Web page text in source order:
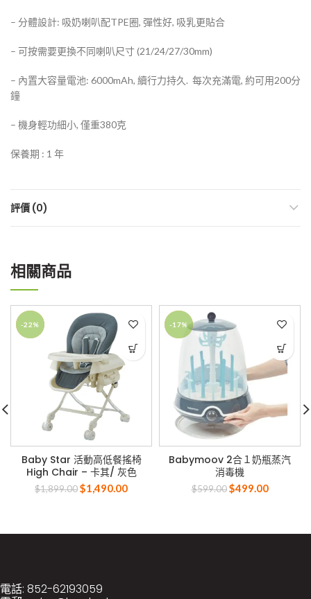
– 分體設計: 吸奶喇叭配TPE圈, 彈性好, 吸乳更貼合
– 可按需要更換不同喇叭尺寸 (21/24/27/30mm)
– 內置大容量電池: 6000mAh, 續行力持久. 每次充滿電, 約可用200分
鐘
– 機身輕功細小, 僅重380克
保養期 : 1 年
評價 (0)
相關商品
-22%
Baby Star 活動高低餐搖椅
High Chair – 卡其/ 灰色
$1,899.00$1,490.00
-17%
Babymoov 2合１奶瓶蒸汽
消毒機
$599.00 $499.00
電話: 852-62193059